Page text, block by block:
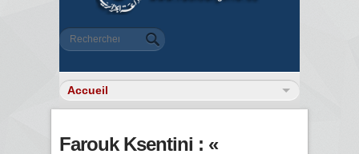
Formulaire de recherche
Rechercher
Farouk Ksentini : «